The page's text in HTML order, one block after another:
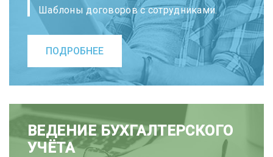
Шаблоны договоров с сотрудниками.
ПОДРОБНЕЕ
ВЕДЕНИЕ БУХГАЛТЕРСКОГО
УЧЁТА